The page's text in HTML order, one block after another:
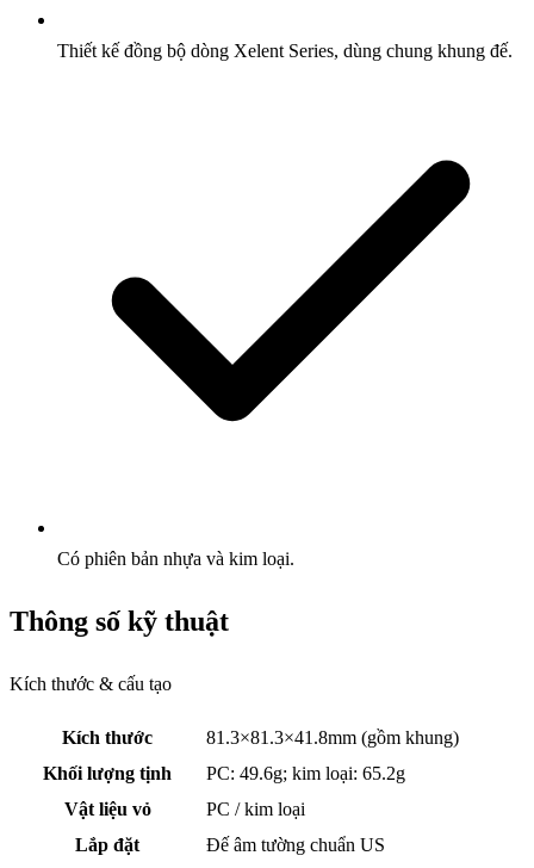
Thiết kế đồng bộ dòng Xelent Series, dùng chung khung đế.
Có phiên bản nhựa và kim loại.
Thông số kỹ thuật
Kích thước & cấu tạo
Kích thước
81.3×81.3×41.8mm (gồm khung)
Khối lượng tịnh
PC: 49.6g; kim loại: 65.2g
Vật liệu vỏ
PC / kim loại
Lắp đặt
Đế âm tường chuẩn US